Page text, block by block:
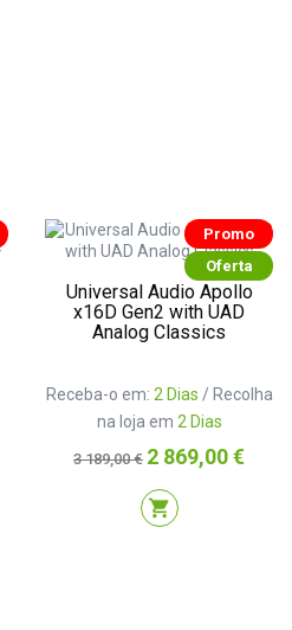
Promo
Oferta
Universal Audio Apollo
x16D Gen2 with UAD
Analog Classics
Receba-o em: 2 Dias / Recolha
na loja em 2 Dias
Preço
normal
3 189,00 € Preço
2 869,00 €
shopping_cart